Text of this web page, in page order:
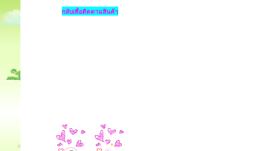
กลับเพื่อติดตามสินค้า